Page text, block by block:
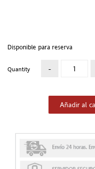
Disponible para reserva
Quantity
Añadir al